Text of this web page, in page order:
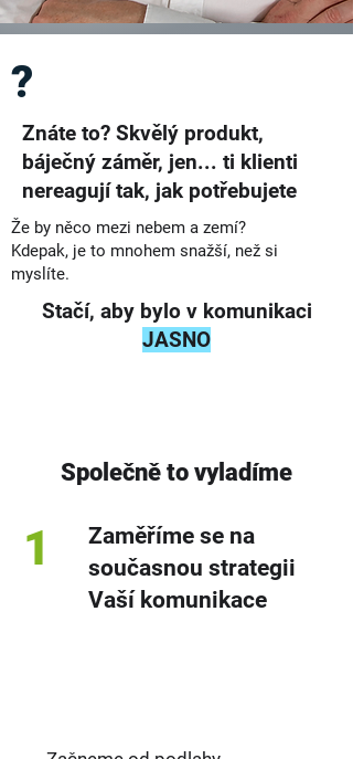
?
Znáte to? Skvělý produkt,
báječný záměr, jen... ti klienti
nereagují tak, jak potřebujete
Že by něco mezi nebem a zemí?
Kdepak, je to mnohem snažší, než si
myslíte.
Stačí, aby bylo v komunikaci
JASNO
Společně to vyladíme
1
Zaměříme se na
současnou strategii
Vaší komunikace